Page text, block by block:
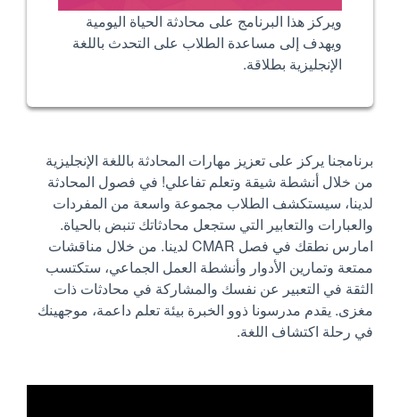
ويركز هذا البرنامج على محادثة الحياة اليومية
ويهدف إلى مساعدة الطلاب على التحدث باللغة
الإنجليزية بطلاقة.
برنامجنا يركز على تعزيز مهارات المحادثة باللغة الإنجليزية
من خلال أنشطة شيقة وتعلم تفاعلي! في فصول المحادثة
لدينا، سيستكشف الطلاب مجموعة واسعة من المفردات
والعبارات والتعابير التي ستجعل محادثاتك تنبض بالحياة.
امارس نطقك في فصل CMAR لدينا. من خلال مناقشات
ممتعة وتمارين الأدوار وأنشطة العمل الجماعي، ستكتسب
الثقة في التعبير عن نفسك والمشاركة في محادثات ذات
مغزى. يقدم مدرسونا ذوو الخبرة بيئة تعلم داعمة، موجهينك
في رحلة اكتشاف اللغة.